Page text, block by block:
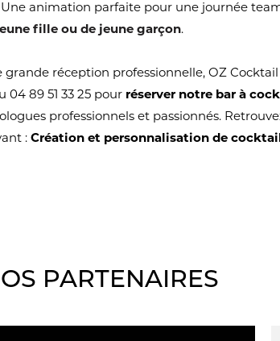
Une animation parfaite pour une journée
fille ou de jeune garçon.
réception professionnelle, OZ Cocktail
89 51 33 25 pour réserver notre bar à
professionnels et passionnés.
: Création et personnalisation de
PARTENAIRES